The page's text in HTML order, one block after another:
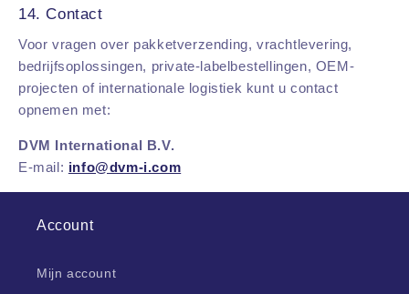
14. Contact
Voor vragen over pakketverzending, vrachtlevering,
bedrijfsoplossingen, private-labelbestellingen, OEM-
projecten of internationale logistiek kunt u contact
opnemen met:
DVM International B.V.
E-mail: info@dvm-i.com
Account
Mijn account